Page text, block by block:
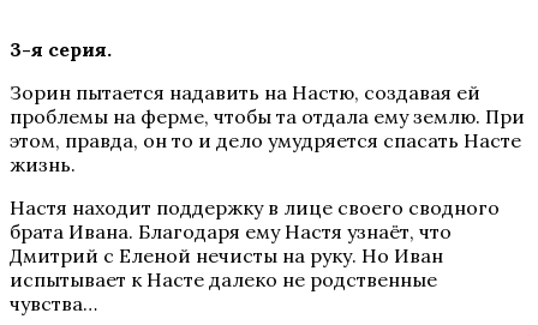
3-я серия.
Зорин пытается надавить на Настю, создавая ей
проблемы на ферме, чтобы та отдала ему землю. При
этом, правда, он то и дело умудряется спасать Насте
жизнь.
Настя находит поддержку в лице своего сводного
брата Ивана. Благодаря ему Настя узнаёт, что
Дмитрий с Еленой нечисты на руку. Но Иван
испытывает к Насте далеко не родственные
чувства…